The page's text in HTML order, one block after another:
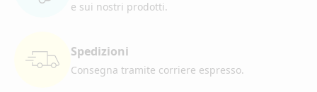
e sui nostri prodotti.
Spedizioni
Consegna tramite corriere espresso.